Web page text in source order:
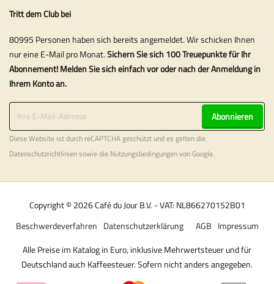
Tritt dem Club bei
80995 Personen haben sich bereits angemeldet. Wir schicken Ihnen
nur eine E-Mail pro Monat.Sichern Sie sich 100 Treuepunkte für Ihr
Abonnement! Melden Sie sich einfach vor oder nach der Anmeldung in
Ihrem Konto an.
Abonnieren
Diese Website ist durch reCAPTCHA geschützt und es gelten die
Datenschutzrichtliniensowie die Nutzungsbedingungenvon Google.
Copyright © 2026 Café du Jour B.V. - VAT: NL866270152B01
Impressum
AGB
Datenschutzerklärung
Beschwerdeverfahren
Alle Preise im Katalog in Euro, inklusive Mehrwertsteuer und für
Deutschland auch Kaffeesteuer. Sofern nicht anders angegeben.